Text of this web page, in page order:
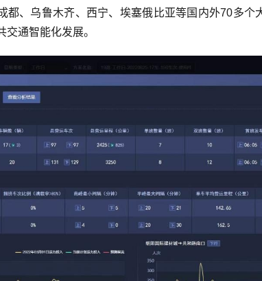
都、乌鲁木齐、西宁、埃塞俄比亚等国内外70多个
通智能化发展。